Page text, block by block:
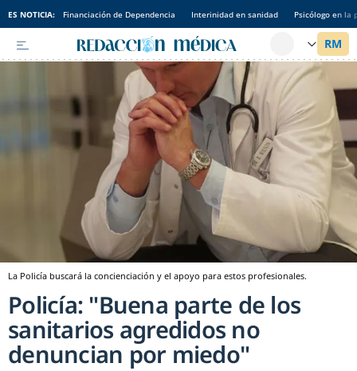
ES NOTICIA: Financiación de Dependencia Interinidad en sanidad Psicólogo en la
La Policía buscará la concienciación y el apoyo para estos profesionales.
Policía: "Buena parte de los
sanitarios agredidos no
denuncian por miedo"